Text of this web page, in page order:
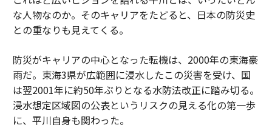
な人物なのか。そのキャリアをたどると、日本の防災史
との重なりも見えてくる。
防災がキャリアの中心となった転機は、2000年の東海豪
雨だ。東海3県が広範囲に浸水したこの災害を受け、国
は翌2001年に約50年ぶりとなる水防法改正に踏み切る。
浸水想定区域図の公表というリスクの見える化の第一歩
に、平川自身も関わった。